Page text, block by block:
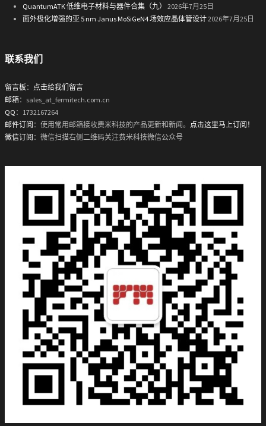
QuantumATK 低维电子材料与器件合集（九）
2026年7月25日
面外极化增强的亚 5 nm Janus MoSiGeN4 场效应晶体管设计2026年7月25日
联系我们
留言板 ： 点击给我们留言
邮箱：sales_at_fermitech.com.cn
QQ ：1732167264
邮件订阅 ：使用常用邮箱接收费米科技的产品更新和新闻。 点击这里马上订阅！
微信订阅 ：微信扫描右侧二维码关注费米科技微信公众号